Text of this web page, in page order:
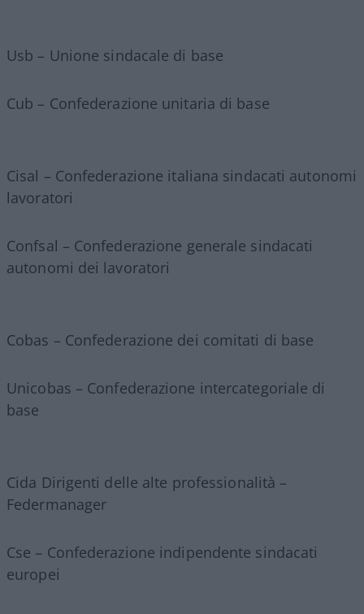
Usb – Unione sindacale di base
Cub – Confederazione unitaria di base
Cisal – Confederazione italiana sindacati autonomi
lavoratori
Confsal – Confederazione generale sindacati
autonomi dei lavoratori
Cobas – Confederazione dei comitati di base
Unicobas – Confederazione intercategoriale di
base
Cida Dirigenti delle alte professionalità –
Federmanager
Cse – Confederazione indipendente sindacati
europei